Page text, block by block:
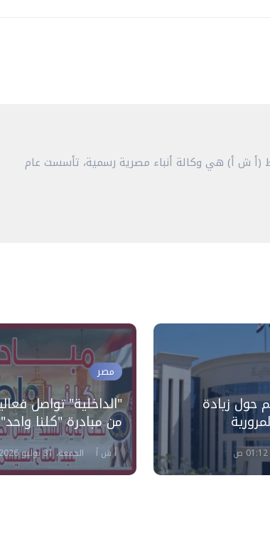
(أ ش أ) هي وكالة أنباء مصرية رسمية، تأسست عام
مصر
من مبادرة "كلنا واحد"
أ ش أ الجمعة، 31 يوليو 2026 10:45 ص
حول زيادة